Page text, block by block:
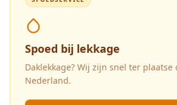
Spoed bij lekkage
Daklekkage? Wij zijn snel ter plaatse
Nederland.